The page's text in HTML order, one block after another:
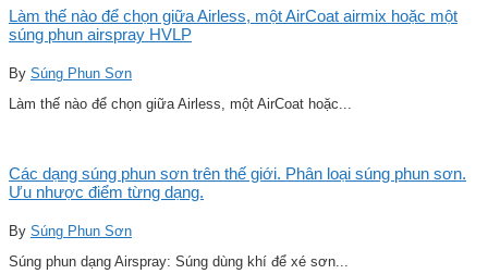
Làm thế nào để chọn giữa Airless, một AirCoat airmix hoặc một
súng phun airspray HVLP
By Súng Phun Sơn
Làm thế nào để chọn giữa Airless, một AirCoat hoặc...
Các dạng súng phun sơn trên thế giới. Phân loại súng phun sơn.
Ưu nhược điểm từng dạng.
By Súng Phun Sơn
Súng phun dạng Airspray: Súng dùng khí để xé sơn...